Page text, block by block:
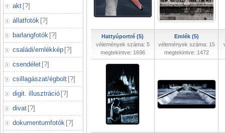
akt [?]
állatfotók [?]
barlangfotók [?]
családi/emlékkép [?]
csendélet [?]
csillagászat/égbolt [?]
digit. illusztráció [?]
divat [?]
dokumentumfotók [?]
Hattyúportré (5)
vélemények száma: 5
megtekintve: 1696
Emlék (5)
vélemények száma: 15
megtekintve: 1472